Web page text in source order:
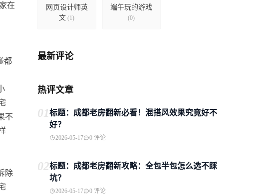
在
都
不
除
网页设计师英
文 (1)
端午玩的游戏
(0)
最新评论
热评文章
01标题：成都老房翻新必看！混搭风效果究竟好不
好？
2026-05-17 0 评论
02标题：成都老房翻新攻略：全包半包怎么选不踩
坑？
2026-05-17 0 评论